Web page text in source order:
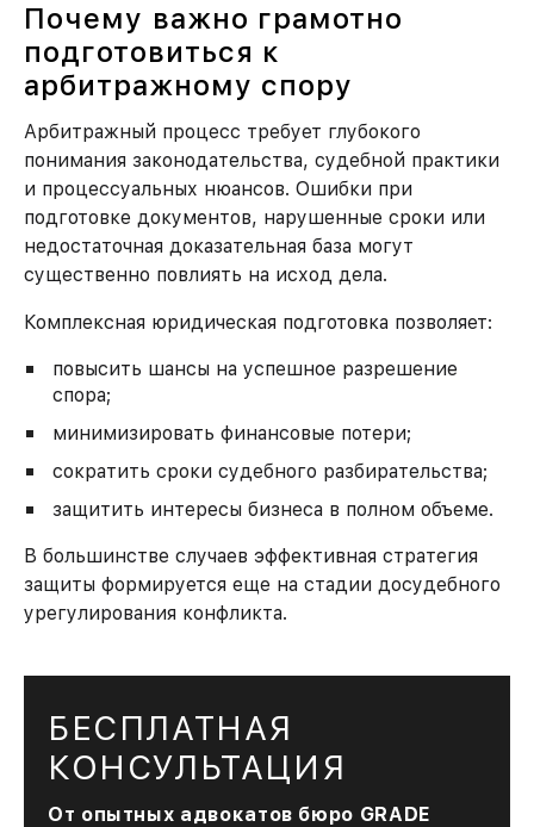
Почему важно грамотно
подготовиться к
арбитражному спору
Арбитражный процесс требует глубокого
понимания законодательства, судебной практики
и процессуальных нюансов. Ошибки при
подготовке документов, нарушенные сроки или
недостаточная доказательная база могут
существенно повлиять на исход дела.
Комплексная юридическая подготовка позволяет:
повысить шансы на успешное разрешение
спора;
минимизировать финансовые потери;
сократить сроки судебного разбирательства;
защитить интересы бизнеса в полном объеме.
В большинстве случаев эффективная стратегия
защиты формируется еще на стадии досудебного
урегулирования конфликта.
БЕСПЛАТНАЯ
КОНСУЛЬТАЦИЯ
От опытных адвокатов бюро GRADE